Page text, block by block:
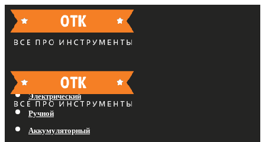
Бензиновый
Электрический
Ручной
Аккумуляторный